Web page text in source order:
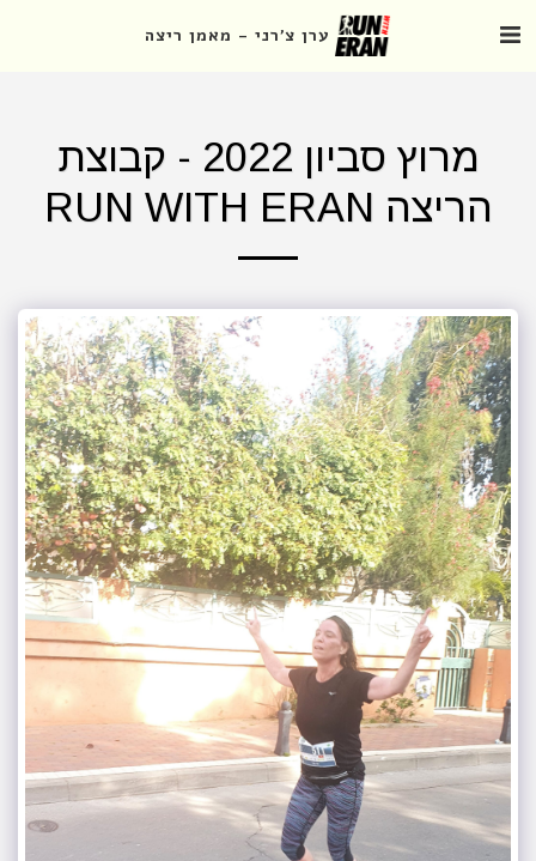
ערן צ'רני - מאמן ריצה
מרוץ סביון 2022 - קבוצת
הריצה RUN WITH ERAN